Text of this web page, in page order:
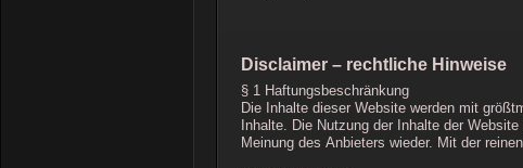
Disclaimer – rechtliche Hinweise
§ 1 Haftungsbeschränkung
Die Inhalte dieser Website werden mit
Inhalte. Die Nutzung der Inhalte der
Meinung des Anbieters wieder. Mit der